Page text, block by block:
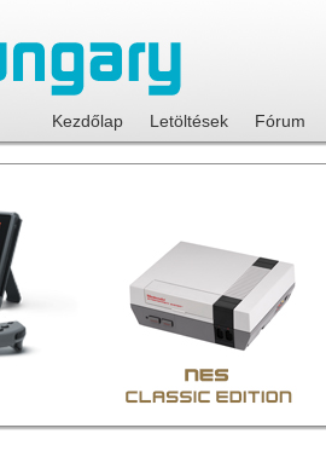
Kezdőlap Letöltések Fórum